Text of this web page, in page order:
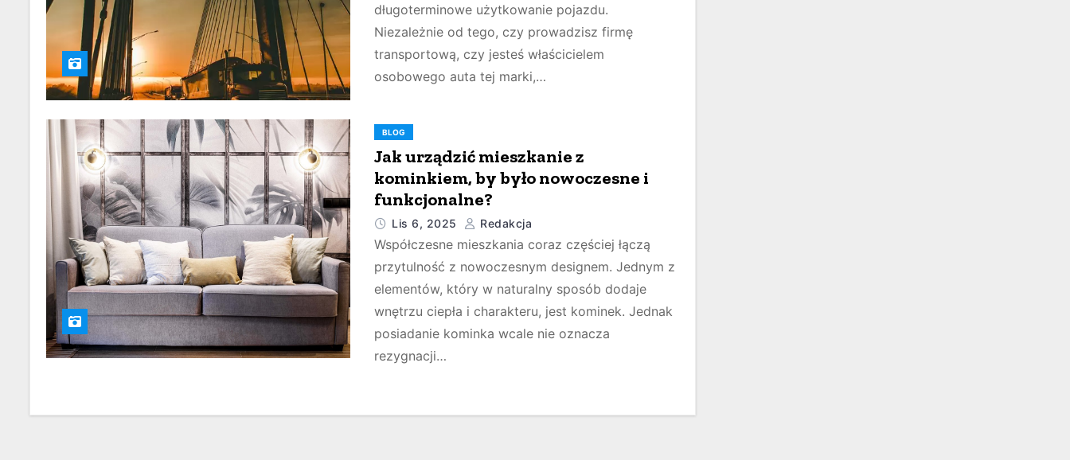
długoterminowe użytkowanie pojazdu.
Niezależnie od tego, czy prowadzisz firmę
transportową, czy jesteś właścicielem
osobowego auta tej marki,…
BLOG
Jak urządzić mieszkanie z
kominkiem, by było nowoczesne i
funkcjonalne?
Lis 6, 2025 Redakcja
Współczesne mieszkania coraz częściej łączą
przytulność z nowoczesnym designem. Jednym z
elementów, który w naturalny sposób dodaje
wnętrzu ciepła i charakteru, jest kominek. Jednak
posiadanie kominka wcale nie oznacza
rezygnacji…